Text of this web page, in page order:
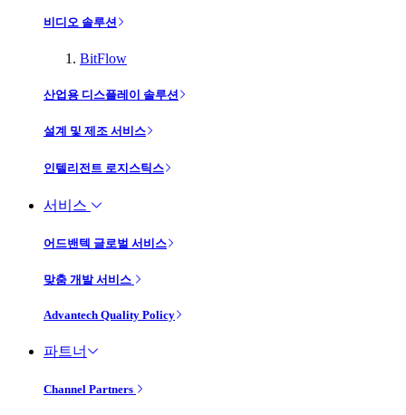
비디오 솔루션
BitFlow
산업용 디스플레이 솔루션
설계 및 제조 서비스
인텔리전트 로지스틱스
서비스
어드밴텍 글로벌 서비스
맞춤 개발 서비스
Advantech Quality Policy
파트너
Channel Partners